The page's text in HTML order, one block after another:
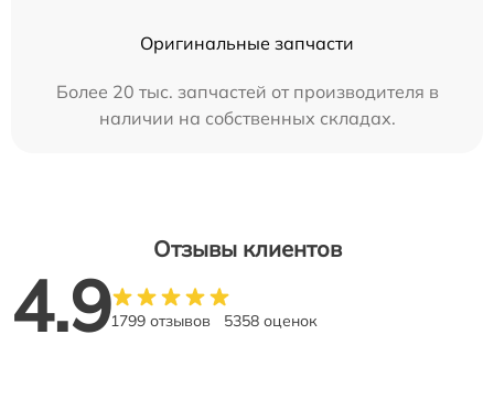
Оригинальные запчасти
Более 20 тыс. запчастей от производителя в
наличии на собственных складах.
Отзывы клиентов
4.91799 отзывов 5358 оценок